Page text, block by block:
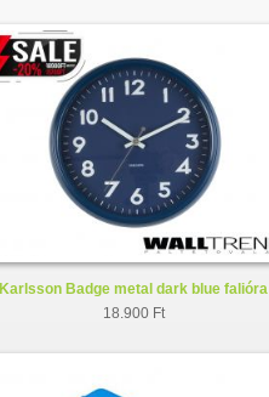
Karlsson Badge metal dark blue falióra
KA5610BL
18.900 Ft